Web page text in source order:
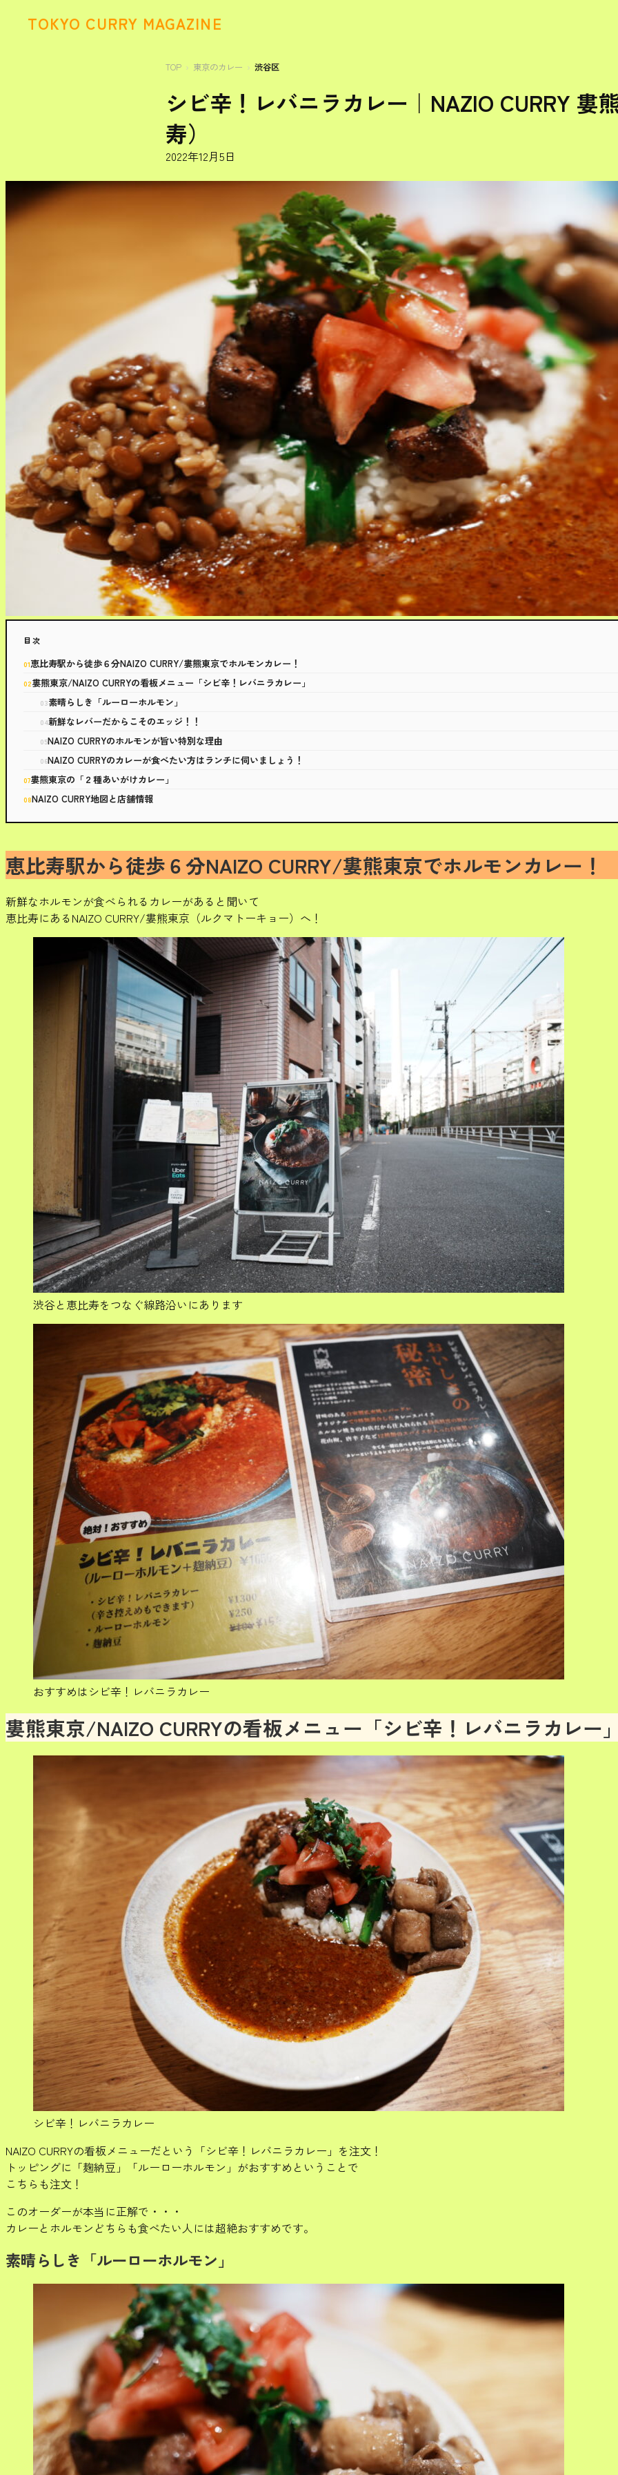
TOKYO CURRY MAGAZINE
TOP 東京のカレー 渋谷区
シビ辛！レバニラカレー｜NAZIO CURRY 婁
寿）
2022年12月5日
目次
恵比寿駅から徒歩６分NAIZO CURRY/婁熊東京でホルモンカレー！
婁熊東京/NAIZO CURRYの看板メニュー「シビ辛！レバニラカレー」
素晴らしき「ルーローホルモン」
新鮮なレバーだからこそのエッジ！！
NAIZO CURRYのホルモンが旨い特別な理由
NAIZO CURRYのカレーが食べたい方はランチに伺いましょう！
婁熊東京の「２種あいがけカレー」
NAIZO CURRY地図と店舗情報
恵比寿駅から徒歩６分NAIZO CURRY/婁熊東京でホルモンカレー！
新鮮なホルモンが食べられるカレーがあると聞いて
恵比寿にあるNAIZO CURRY/婁熊東京（ルクマトーキョー）へ！
渋谷と恵比寿をつなぐ線路沿いにあります
おすすめはシビ辛！レバニラカレー
婁熊東京/NAIZO CURRYの看板メニュー「シビ辛！レバニラカレー
シビ辛！レバニラカレー
NAIZO CURRYの看板メニューだという「シビ辛！レバニラカレー」を注文！
トッピングに「麹納豆」「ルーローホルモン」がおすすめということで
こちらも注文！
このオーダーが本当に正解で・・・
カレーとホルモンどちらも食べたい人には超絶おすすめです。
素晴らしき「ルーローホルモン」